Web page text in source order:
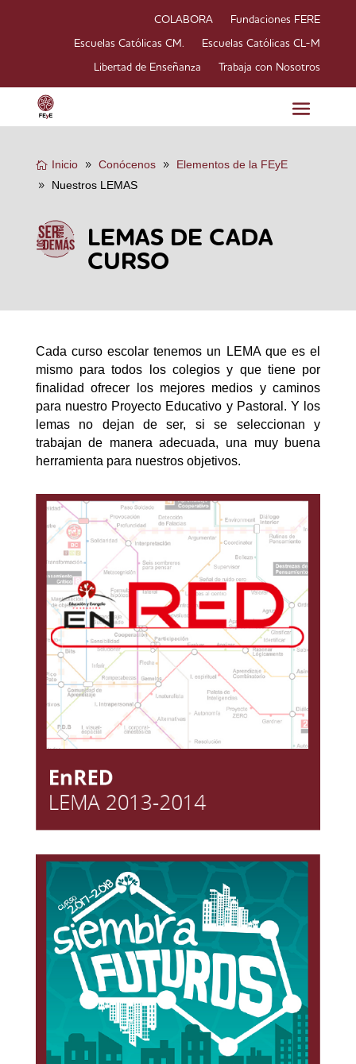
COLABORA Fundaciones FERE
Escuelas Católicas CM. Escuelas Católicas CL-M
Libertad de Enseñanza Trabaja con Nosotros
Inicio Conócenos
Elementos de la FEyE
Nuestros LEMAS
LEMAS DE CADA
CURSO
Cada curso escolar tenemos un LEMA que es el
mismo para todos los colegios y que tiene por
finalidad ofrecer los mejores medios y caminos
para nuestro Proyecto Educativo y Pastoral. Y los
lemas no dejan de ser, si se seleccionan y
trabajan de manera adecuada, una muy buena
herramienta para nuestros objetivos.